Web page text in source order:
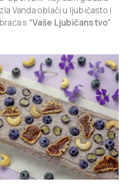
Vanda oblači u ljubičasto i
s “Vaše Ljubičanstvo”